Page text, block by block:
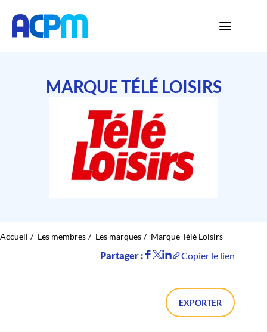
MARQUE TÉLÉ LOISIRS
Accueil Les membres Les marques Marque Télé Loisirs
Partager : Copier le lien
EXPORTER